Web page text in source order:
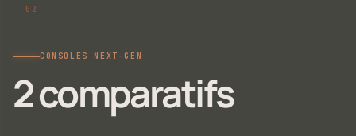
CONSOLES NEXT-GEN
2 comparatifs